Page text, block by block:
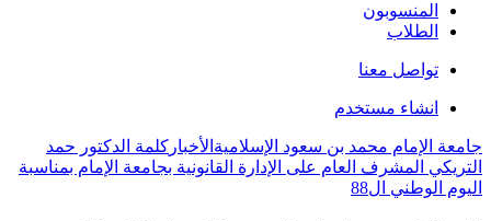
المنسوبون
الطلاب
تواصل معنا
انشاء مستخدم
جامعة الإمام محمد بن سعود الإسلامية الأخبار كلمة الدكتور حمد
التريكي المشرف العام على الإدارة القانونية بجامعة الإمام بمناسبة
اليوم الوطني ال88